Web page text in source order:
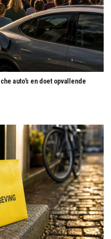
auto’s en doet opvallende